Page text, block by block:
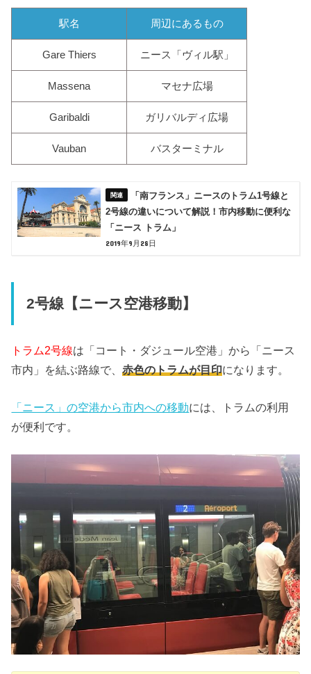
駅名 周辺にあるもの
Gare Thiers ニース「ヴィル駅」
Massena マセナ広場
Garibaldi ガリバルディ広場
Vauban バスターミナル
「南フランス」ニースのトラム1号線と
2号線の違いについて解説！市内移動に便利な
「ニース トラム」
2019年9月28日
2号線【ニース空港移動】
トラム2号線は「コート・ダジュール空港」から「ニース
市内」を結ぶ路線で、赤色のトラムが目印になります。
「ニース」の空港から市内への移動には、トラムの利用
が便利です。